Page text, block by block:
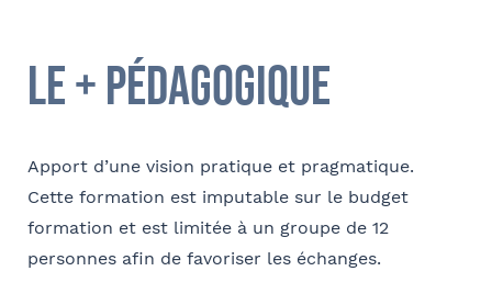
le + pédagogique
Apport d’une vision pratique et pragmatique.
Cette formation est imputable sur le budget
formation et est limitée à un groupe de 12
personnes afin de favoriser les échanges.